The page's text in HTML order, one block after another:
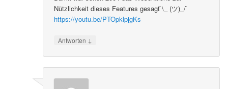
Nützlichkeit dieses Features gesagt ̄\_ (ツ)_/ ̄
https://youtu.be/PTOpklpjgKs
Antworten ↓